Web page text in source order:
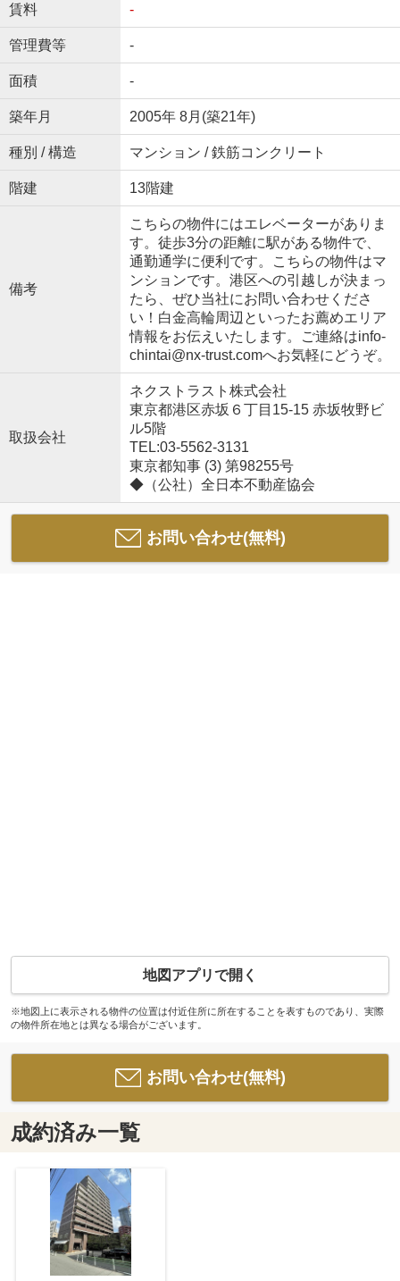
賃料 -
管理費等 -
面積 -
築年月 2005年 8月(築21年)
種別 / 構造 マンション / 鉄筋コンクリート
階建 13階建
備考
こちらの物件にはエレベーターがありま
す。徒歩3分の距離に駅がある物件で、
通勤通学に便利です。こちらの物件はマ
ンションです。港区への引越しが決まっ
たら、ぜひ当社にお問い合わせくださ
い！白金高輪周辺といったお薦めエリア
情報をお伝えいたします。ご連絡はinfo-
chintai@nx-trust.comへお気軽にどうぞ。
取扱会社
ネクストラスト株式会社
東京都港区赤坂６丁目15-15 赤坂牧野ビ
ル5階
TEL:03-5562-3131
東京都知事 (3) 第98255号
◆（公社）全日本不動産協会
お問い合わせ(無料)
地図アプリで開く
※地図上に表示される物件の位置は付近住所に所在することを表すものであり、実際
の物件所在地とは異なる場合がございます。
お問い合わせ(無料)
成約済み一覧